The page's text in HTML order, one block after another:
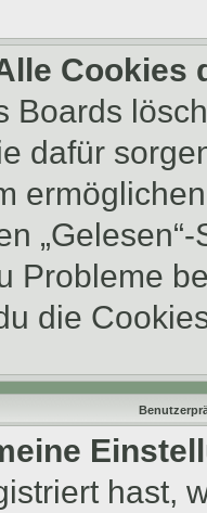
Boards
dafür
Probleme
die
hast,